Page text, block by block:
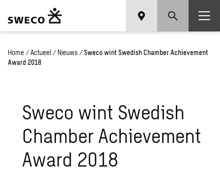
Home / Actueel / Nieuws / Sweco wint Swedish Chamber Achievement
Award 2018
Sweco wint Swedish
Chamber Achievement
Award 2018